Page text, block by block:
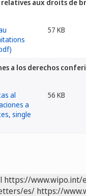
aux droits de
57 KB
a los derechos
56 KB
https://
es/ https://